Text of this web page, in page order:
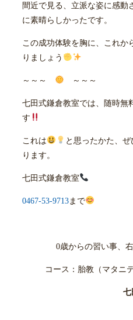
間近で見る、立派な姿に感動
に素晴らしかったです。
この成功体験を胸に、これか
りましょう
～～～ ～～～
七田式鎌倉教室では、随時無
す
これは と思ったかた、
ります。
七田式鎌倉教室
0467-53-9713 まで
0歳からの習い事、
コース：胎教（マタニ